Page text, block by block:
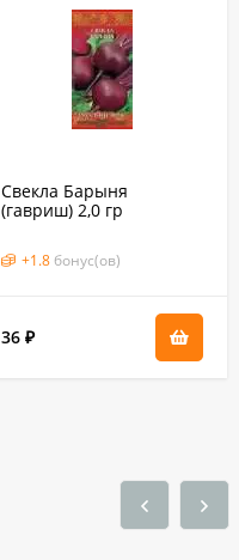
Свекла Барыня
(гавриш) 2,0 гр
+1.8 бонус(ов)
36 ₽